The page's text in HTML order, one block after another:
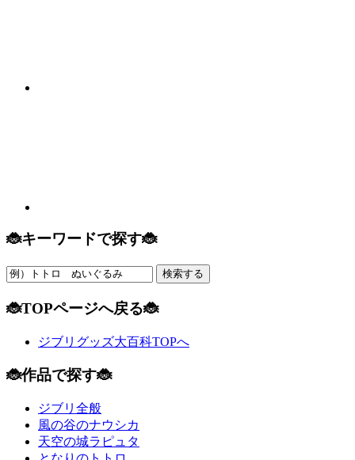
🐞キーワードで探す🐞
🐞TOPページへ戻る🐞
ジブリグッズ大百科TOPへ
🐞作品で探す🐞
ジブリ全般
風の谷のナウシカ
天空の城ラピュタ